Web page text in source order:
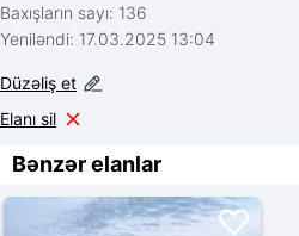
Baxışların sayı: 136
Yeniləndi: 17.03.2025 13:04
Düzəliş et
Elanı sil
Bənzər elanlar